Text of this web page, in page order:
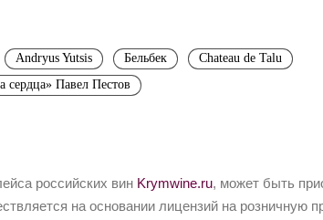
Andryus Yutsis Бельбек
Chateau de Talu
сердца» Павел Пестов
российских вин Krymwine.ru, может быть
на основании лицензий на розничную